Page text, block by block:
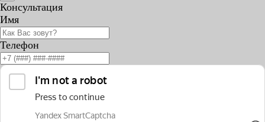
Консультация
Имя
Телефон